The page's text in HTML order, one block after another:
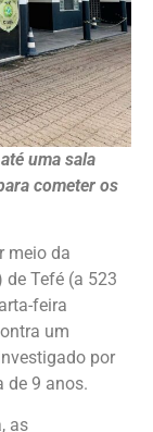
uma sala
cometer os
meio da
de Tefé (a 523
feira
um
por
de 9 anos.
as